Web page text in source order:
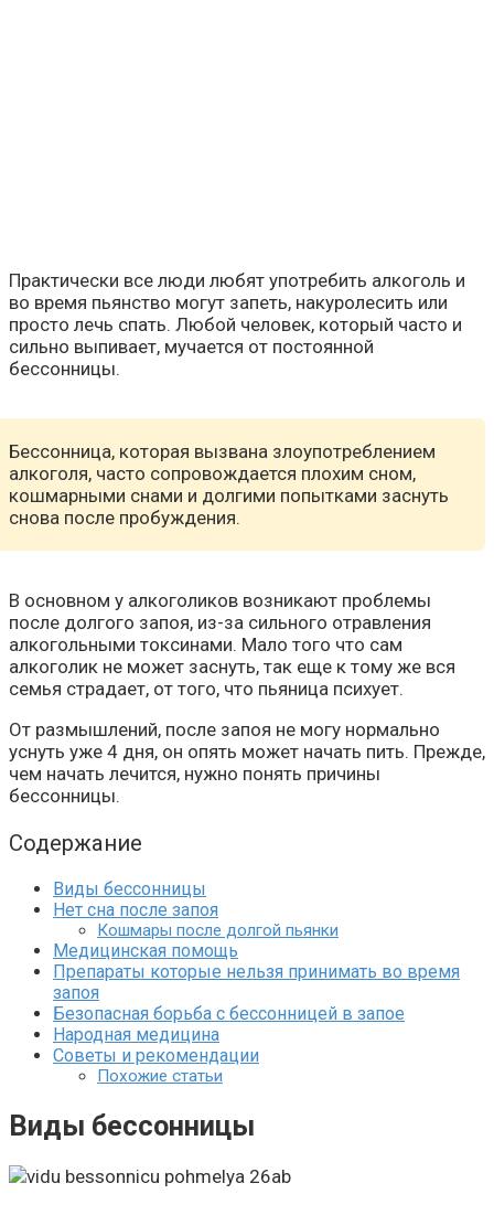
Практически все люди любят употребить алкоголь и
во время пьянство могут запеть, накуролесить или
просто лечь спать. Любой человек, который часто и
сильно выпивает, мучается от постоянной
бессонницы.
Бессонница, которая вызвана злоупотреблением
алкоголя, часто сопровождается плохим сном,
кошмарными снами и долгими попытками заснуть
снова после пробуждения.
В основном у алкоголиков возникают проблемы
после долгого запоя, из-за сильного отравления
алкогольными токсинами. Мало того что сам
алкоголик не может заснуть, так еще к тому же вся
семья страдает, от того, что пьяница психует.
От размышлений, после запоя не могу нормально
уснуть уже 4 дня, он опять может начать пить. Прежде,
чем начать лечится, нужно понять причины
бессонницы.
Содержание
Виды бессонницы
Нет сна после запоя
Кошмары после долгой пьянки
Медицинская помощь
Препараты которые нельзя принимать во время
запоя
Безопасная борьба с бессонницей в запое
Народная медицина
Советы и рекомендации
Похожие статьи
Виды бессонницы